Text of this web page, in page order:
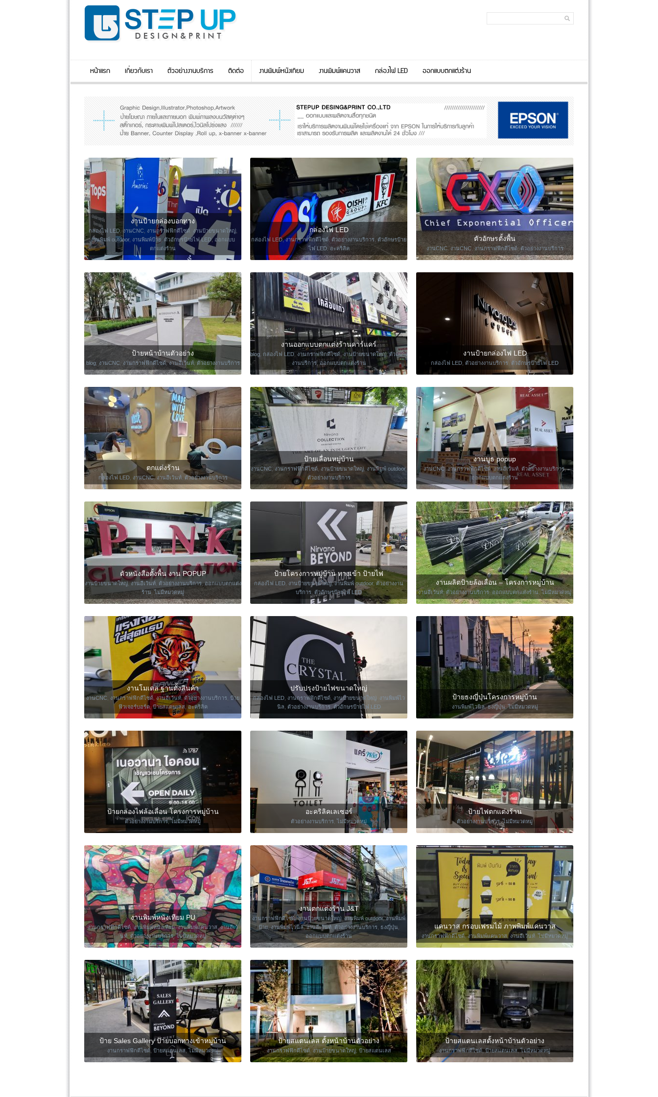
หน้าแรก เกี่ยวกับเรา ตัวอย่างงานบริการ ติดต่อ งานพิมพ์หนังเทียม งานพิมพ์แคนวาส กล่องไฟ LED ออกแบบตกแต่งร้าน
งานป้ายกล่องบอกทาง
กล่องไฟ LED, งานCNC, งานกราฟฟิกดีไซด์ งานป้ายขนาดใหญ่,
งานพิมพ์ outdoor, งานพิมพ์ป้าย,ตัวอักษรป้ายไฟ LED, ออกแบบ
ตกแต่งร้าน
กล่องไฟ LED
กล่องไฟ LED,งานกราฟฟิกดีไซด์ ตัวอย่างงานบริการ ตัวอักษรป้าย
ไฟ LED, อะคริลิค
ตัวอักษรตั้งพื้น
งานCNC, งานCNC,งานกราฟฟิกดีไซด์,ตัวอย่างงานบริการ
ป้ายหน้าบ้านตัวอย่าง
blog, งานCNC, งานกราฟฟิกดีไซด์,งานอีเว้นท์, ตัวอย่างงานบริการ
งานออกแบบตกแต่งร้านคาร์แคร์
blog กล่องไฟ LED, งานกราฟฟิกดีไซด์,งานป้ายขนาดใหญ่,ตัวอย่าง
งานบริการ, ออกแบบตกแต่งร้าน
งานป้ายกล่องไฟ LED
กล่องไฟ LED ตัวอย่างงานบริการ ตัวอักษรป้ายไฟ LED
ตกแต่งร้าน
กล่องไฟ LED, งานCNC, งานอีเว้นท์, ตัวอย่างงานบริการ
ป้ายเลื่อนหมู่บ้าน
งานCNC, งานกราฟฟิกดีไซด์ งานป้ายขนาดใหญ่ งานพิมพ์ outdoor,
ตัวอย่างงานบริการ
งานบูธ popup
งานCNC,งานกราฟฟิกดีไซด์,งานอีเว้นท์ ตัวอย่างงานบริการ,
ออกแบบตกแต่งร้าน
ตัวหนังสือตั้งพื้น งาน POPUP
งานป้ายขนาดใหญ่,งานอีเว้นท์, ตัวอย่างงานบริการ,ออกแบบตกแต่ง
ร้าน,ไม่มีหมวดหมู่
ป้ายโครงการหมู่บ้าน ทางเข้า ป้ายไฟ
กล่องไฟ LED งานป้ายขนาดใหญ่,งานพิมพ์ outdoor, ตัวอย่างงาน
บริการ ตัวอักษรป้ายไฟ LED
งานผลิตป้ายล้อเลื่อน – โครงการหมู่บ้าน
งานอีเว้นท์, ตัวอย่างงานบริการ, ออกแบบตกแต่งร้าน,ไม่มีหมวดหมู่
งานโมเดล ฐานตั้งสินค้า
งานCNC งานกราฟฟิกดีไซด์ งานอีเว้นท์,ตัวอย่างงานบริการ ป้าย
ฟิวเจอร์บอร์ด,ป้ายสแตนเลส,อะคริลิค
ปรับปรุงป้ายไฟขนาดใหญ่
กล่องไฟ LED, งานกราฟฟิกดีไซด์, งานป้ายขนาดใหญ่, งานพิมพ์ไว
นิล
ตัวอย่างงานบริการ, ตัวอักษรป้ายไฟ LED
ป้ายธงญี่ปุ่นโครงการหมู่บ้าน
งานพิมพ์ไวนิล,ธงญี่ปุ่น ,ไม่มีหมวดหมู่
ป้ายกล่องไฟล้อเลื่อน โครงการหมู่บ้าน
ตัวอย่างงานบริการ,ไม่มีหมวดหมู่
อะคริลิคเลเซอร์
ตัวอย่างงานบริการ ,ไม่มีหมวดหมู่
ป้ายไฟตกแต่งร้าน
ตัวอย่างงานบริการ,ไม่มีหมวดหมู่
งานพิมพ์หนังเทียม PU
งานกราฟฟิกดีไซด์ งานพิมพ์หนังเทียม,งานพิมพ์แคนวาส ,งานอีเว้
นท์, ตัวอย่างงานบริการ,ไม่มีหมวดหมู่
งานตกแต่งร้าน J&T
งานกราฟฟิกดีไซด์,งานป้ายขนาดใหญ่ งานพิมพ์ outdoor,งานพิมพ์
ป้าย,งานพิมพ์ไวนิล,งานอีเว้นท์, ตัวอย่างงานบริการ, ธงญี่ปุ่น
ออกแบบตกแต่งร้าน
แคนวาส กรอบเฟรมไม้ ภาพพิมพ์แคนวาส
งานกราฟฟิกดีไซด์,งานพิมพ์แคนวาส , งานอีเว้นท์ ,ไม่มีหมวดหมู่
ป้าย Sales Gallery ป้ายบอกทางเข้าหมู่บ้าน
งานกราฟฟิกดีไซด์ ป้ายสแตนเลส ,ไม่มีหมวดหมู่
ป้ายสแตนเลส ตั้งหน้าบ้านตัวอย่าง
งานกราฟฟิกดีไซด์,งานป้ายขนาดใหญ่, ป้ายสแตนเลส
ป้ายสแตนเลสตั้งหน้าบ้านตัวอย่าง
งานกราฟฟิกดีไซด์,ป้ายสแตนเลส,ไม่มีหมวดหมู่